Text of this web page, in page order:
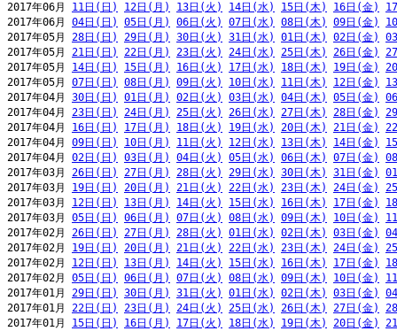
2017年06月 11日(日) 12日(月) 13日(火) 14日(水) 15日(木) 16日(金)
2017年06月 04日(日) 05日(月) 06日(火) 07日(水) 08日(木) 09日(金)
2017年05月 28日(日) 29日(月) 30日(火) 31日(水) 01日(木) 02日(金)
2017年05月 21日(日) 22日(月) 23日(火) 24日(水) 25日(木) 26日(金)
2017年05月 14日(日) 15日(月) 16日(火) 17日(水) 18日(木) 19日(金)
2017年05月 07日(日) 08日(月) 09日(火) 10日(水) 11日(木) 12日(金)
2017年04月 30日(日) 01日(月) 02日(火) 03日(水) 04日(木) 05日(金)
2017年04月 23日(日) 24日(月) 25日(火) 26日(水) 27日(木) 28日(金)
2017年04月 16日(日) 17日(月) 18日(火) 19日(水) 20日(木) 21日(金)
2017年04月 09日(日) 10日(月) 11日(火) 12日(水) 13日(木) 14日(金)
2017年04月 02日(日) 03日(月) 04日(火) 05日(水) 06日(木) 07日(金)
2017年03月 26日(日) 27日(月) 28日(火) 29日(水) 30日(木) 31日(金)
2017年03月 19日(日) 20日(月) 21日(火) 22日(水) 23日(木) 24日(金)
2017年03月 12日(日) 13日(月) 14日(火) 15日(水) 16日(木) 17日(金)
2017年03月 05日(日) 06日(月) 07日(火) 08日(水) 09日(木) 10日(金)
2017年02月 26日(日) 27日(月) 28日(火) 01日(水) 02日(木) 03日(金)
2017年02月 19日(日) 20日(月) 21日(火) 22日(水) 23日(木) 24日(金)
2017年02月 12日(日) 13日(月) 14日(火) 15日(水) 16日(木) 17日(金)
2017年02月 05日(日) 06日(月) 07日(火) 08日(水) 09日(木) 10日(金)
2017年01月 29日(日) 30日(月) 31日(火) 01日(水) 02日(木) 03日(金)
2017年01月 22日(日) 23日(月) 24日(火) 25日(水) 26日(木) 27日(金)
2017年01月 15日(日) 16日(月) 17日(火) 18日(水) 19日(木) 20日(金)